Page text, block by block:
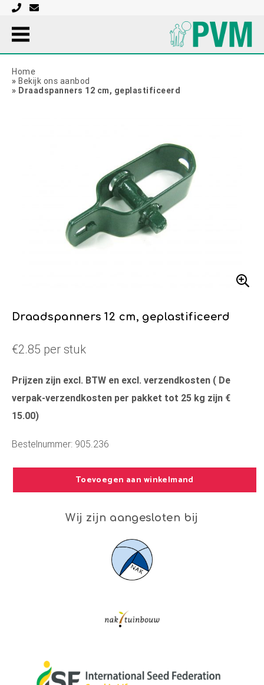
Home
» Bekijk ons aanbod
» Draadspanners 12 cm, geplastificeerd
Draadspanners 12 cm, geplastificeerd
€2.85 per stuk
Prijzen zijn excl. BTW en excl. verzendkosten ( De
verpak-verzendkosten per pakket tot 25 kg zijn €
15.00)
Bestelnummer: 905.236
Toevoegen aan winkelmand
Wij zijn aangesloten bij